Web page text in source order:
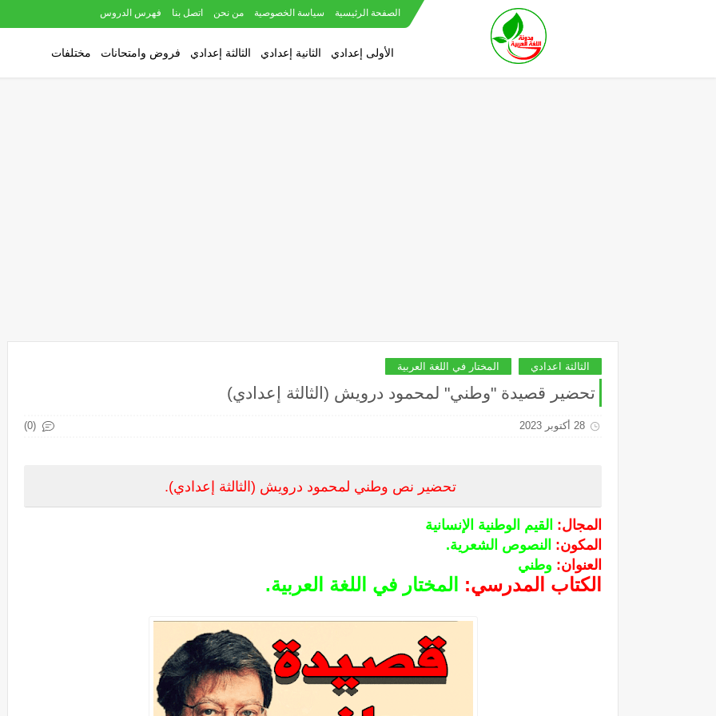
الصفحة الرئيسية سياسة الخصوصية من نحن اتصل بنا فهرس الدروس
الأولى إعدادي الثانية إعدادي الثالثة إعدادي فروض وامتحانات مختلفات
الثالثة اعدادي المختار في اللغة العربية
تحضير قصيدة "وطني" لمحمود درويش (الثالثة إعدادي)
28 أكتوبر 2023 (0)
تحضير نص وطني لمحمود درويش (الثالثة إعدادي).
المجال: القيم الوطنية الإنسانية
المكون: النصوص الشعرية.
العنوان: وطني
الكتاب المدرسي: المختار في اللغة العربية.